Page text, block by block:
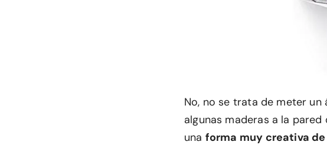
No, no se trata de meter
algunas maderas a la
una forma muy creativa